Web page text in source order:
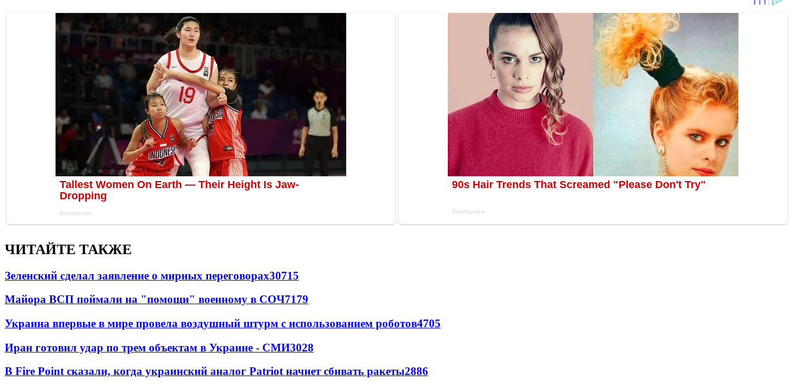
ЧИТАЙТЕ ТАКЖЕ
Зеленский сделал заявление о мирных переговорах30715
Майора ВСП поймали на "помощи" военному в СОЧ7179
Украина впервые в мире провела воздушный штурм с использованием роботов4705
Иран готовил удар по трем объектам в Украине - СМИ3028
В Fire Point сказали, когда украинский аналог Patriot начнет сбивать ракеты2886